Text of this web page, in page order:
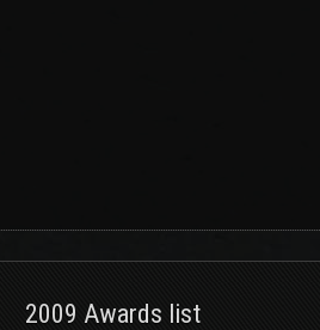
2009 Awards list